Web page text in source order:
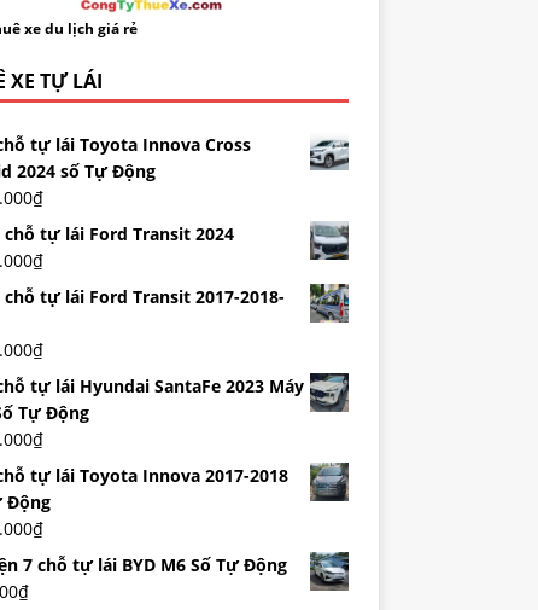
xe du lịch giá rẻ
XE TỰ LÁI
tự lái Toyota Innova Cross
2024 số Tự Động
₫
chỗ tự lái Ford Transit 2024
₫
chỗ tự lái Ford Transit 2017-2018-
₫
tự lái Hyundai SantaFe 2023 Máy
Tự Động
₫
tự lái Toyota Innova 2017-2018
Động
₫
7 chỗ tự lái BYD M6 Số Tự Động
₫